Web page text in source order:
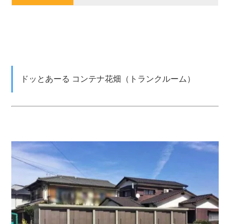
ドッとあーる コンテナ花畑（トランクルーム）